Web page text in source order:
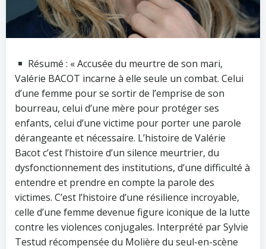
Résumé : « Accusée du meurtre de son mari,
Valérie BACOT incarne à elle seule un combat. Celui
d’une femme pour se sortir de l’emprise de son
bourreau, celui d’une mère pour protéger ses
enfants, celui d’une victime pour porter une parole
dérangeante et nécessaire. L’histoire de Valérie
Bacot c’est l’histoire d’un silence meurtrier, du
dysfonctionnement des institutions, d’une difficulté à
entendre et prendre en compte la parole des
victimes. C’est l’histoire d’une résilience incroyable,
celle d’une femme devenue figure iconique de la lutte
contre les violences conjugales. Interprété par Sylvie
Testud récompensée du Molière du seul-en-scène